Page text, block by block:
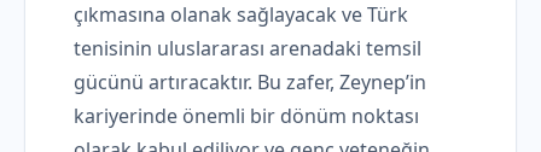
çıkmasına olanak sağlayacak ve Türk
tenisinin uluslararası arenadaki temsil
gücünü artıracaktır. Bu zafer, Zeynep’in
kariyerinde önemli bir dönüm noktası